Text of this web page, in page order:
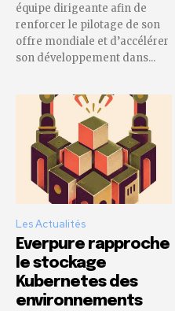
équipe dirigeante afin de
renforcer le pilotage de son
offre mondiale et d’accélérer
son développement dans...
Les Actualités
Everpure rapproche
le stockage
Kubernetes des
environnements